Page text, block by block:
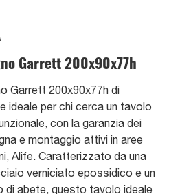
Garrett 200x90x77h
Garrett 200x90x77h di
ideale per chi cerca un tavolo
con la garanzia dei
e montaggio attivi in aree
Alife. Caratterizzato da una
verniciato epossidico e un
di abete, questo tavolo ideale